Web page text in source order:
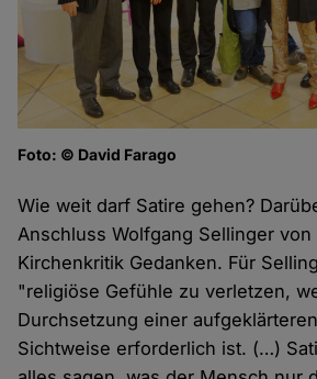
Foto: © David Farago
Wie weit darf Satire gehen?
Anschluss Wolfgang Sellinger
Kirchenkritik Gedanken. Für
"religiöse Gefühle zu verletzen,
Durchsetzung einer
Sichtweise erforderlich ist. (…)